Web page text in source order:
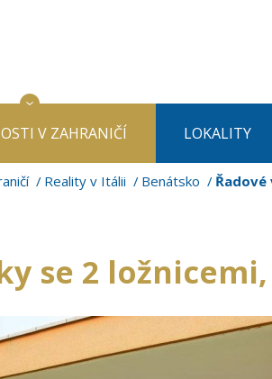
V ZAHRANIČÍ LOKALITY
Reality v Itálii Benátsko Řadové
se 2